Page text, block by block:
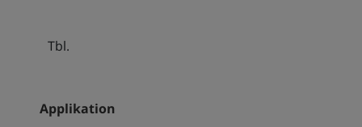
Tbl.
Applikation